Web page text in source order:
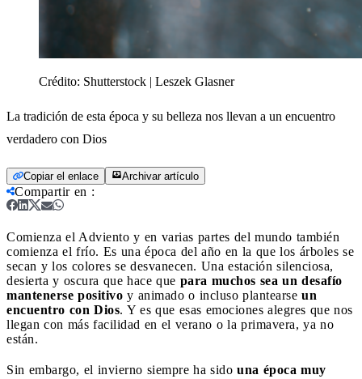
Crédito: Shutterstock | Leszek Glasner
La tradición de esta época y su belleza nos llevan a un encuentro
verdadero con Dios
Copiar el enlace Archivar artículo
Compartir en :
Comienza el Adviento y en varias partes del mundo también
comienza el frío. Es una época del año en la que los árboles se
secan y los colores se desvanecen​​​​. Una estación silenciosa,
desierta y oscura que hace que para muchos sea un desafío
mantenerse positivo y animado o incluso plantearse un
encuentro con Dios. Y es que esas emociones alegres que nos
llegan con más facilidad en el verano o la primavera, ya no
están.
Sin embargo, el invierno siempre ha sido una época muy